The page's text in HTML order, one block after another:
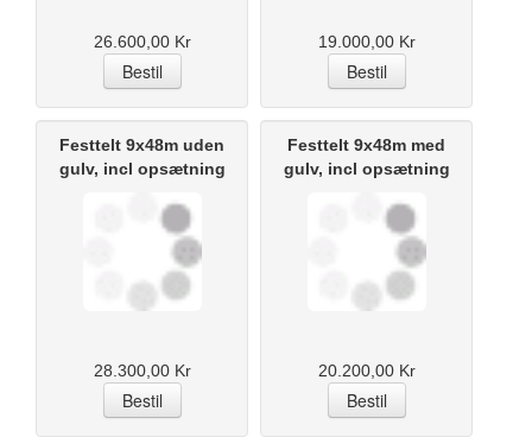
26.600,00 Kr 19.000,00 Kr
Festtelt 9x48m uden
gulv, incl opsætning
28.300,00 Kr
Festtelt 9x48m med
gulv, incl opsætning
20.200,00 Kr